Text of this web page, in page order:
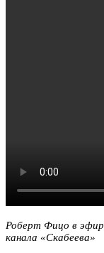
Роберт Фицо в
канала «Скабеева»